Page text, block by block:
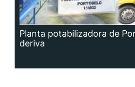
Planta potabilizadora de
deriva